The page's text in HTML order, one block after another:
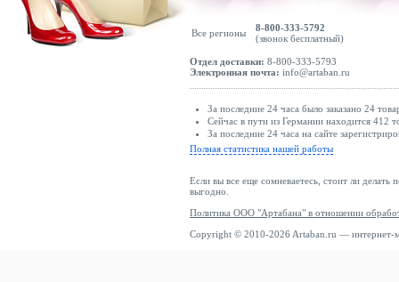
Все регионы
8-800-333-5792
(звонок бесплатный)
Отдел доставки: 8-800-333-5793
Электронная почта: info@artaban.ru
За последние 24 часа было заказано 24
Сейчас в пути из Германии находится 412
За последние 24 часа на сайте
Полная статистика нашей работы
Если вы все еще сомневаетесь, стоит ли делать
выгодно.
Политика ООО "Артабана" в отношении
Copyright © 2010-2026 Artaban.ru — интернет-